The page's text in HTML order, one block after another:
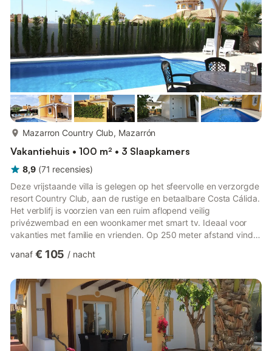
Mazarron Country Club, Mazarrón
Vakantiehuis • 100 m² • 3 Slaapkamers
8,9 (71 recensies)
Deze vrijstaande villa is gelegen op het sfeervolle en verzorgde
resort Country Club, aan de rustige en betaalbare Costa Cálida.
Het verblifj is voorzien van een ruim aflopend veilig
privézwembad en een woonkamer met smart tv. Ideaal voor
vakanties met familie en vrienden. Op 250 meter afstand vind
en een speelhal. Vanuit het centrum van het Country Club-
Bolnuevo en de stranden. Puerto de Mazarrón biedt
watersportmogelijkheden en prachtige boottochten langs de
kust. Er ...
vanaf € 105 / nacht